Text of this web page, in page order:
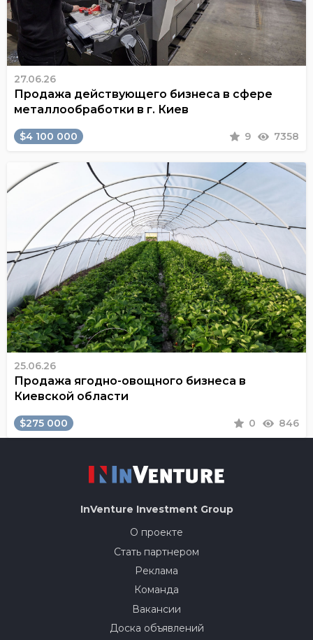
27.06.26
Продажа действующего бизнеса в сфере
металлообработки в г. Киев
$4 100 000 9 7358
25.06.26
Продажа ягодно-овощного бизнеса в
Киевской области
$275 000 0 846
InVenture Investment Group
О проекте
Стать партнером
Реклама
Команда
Вакансии
Доска объявлений